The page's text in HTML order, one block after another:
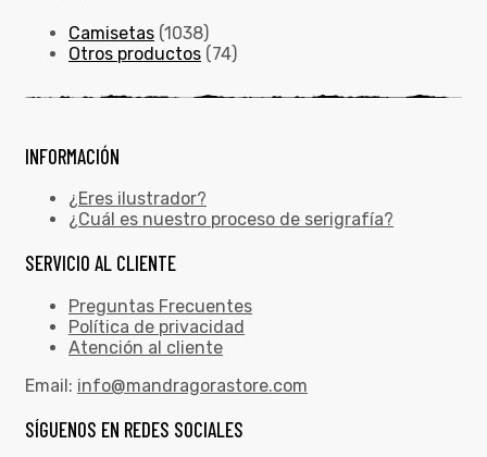
Camisetas (1038)
Otros productos (74)
INFORMACIÓN
¿Eres ilustrador?
¿Cuál es nuestro proceso de serigrafía?
SERVICIO AL CLIENTE
Preguntas Frecuentes
Política de privacidad
Atención al cliente
Email: info@mandragorastore.com
SÍGUENOS EN REDES SOCIALES